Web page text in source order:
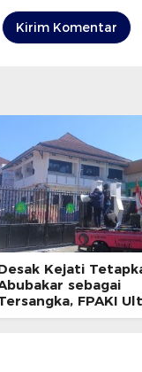
Kejati
sebagai
FPAKI
dan BPK